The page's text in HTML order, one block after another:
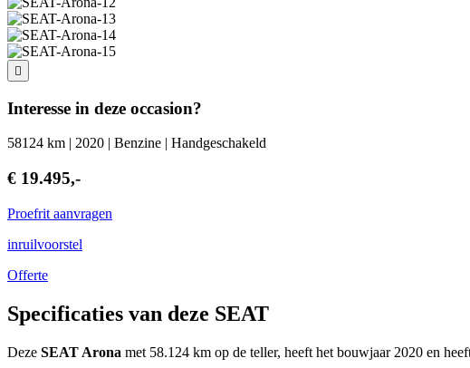
Interesse in deze occasion?
58124 km | 2020 | Benzine | Handgeschakeld
€ 19.495,-
Proefrit aanvragen
inruilvoorstel
Offerte
Specificaties van deze SEAT
Deze SEAT Arona met 58.124 km op de teller, heeft het bouwjaar 2020 en